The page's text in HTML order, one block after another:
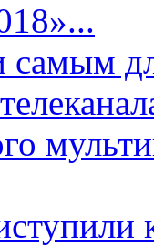
самым